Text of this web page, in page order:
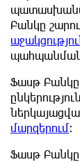
Բանկը
Ֆասթ
մարզերում։
Ֆասթ Բանկը